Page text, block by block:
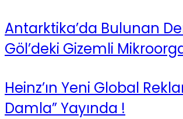
Antarktika’da Bulunan
Göl’deki Gizemli
Heinz’ın Yeni Global
Damla” Yayında !